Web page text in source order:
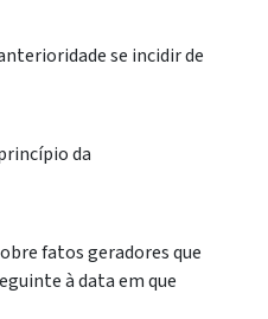
se incidir de
da
fatos geradores que
à data em que